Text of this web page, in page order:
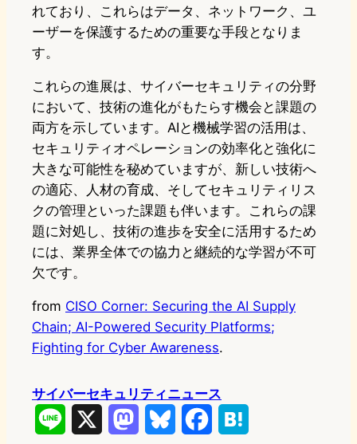
れており、これらはデータ、ネットワーク、ユ
ーザーを保護するための重要な手段となりま
す。
これらの進展は、サイバーセキュリティの分野
において、技術の進化がもたらす機会と課題の
両方を示しています。AIと機械学習の活用は、
セキュリティオペレーションの効率化と強化に
大きな可能性を秘めていますが、新しい技術へ
の適応、人材の育成、そしてセキュリティリス
クの管理といった課題も伴います。これらの課
題に対処し、技術の進歩を安全に活用するため
には、業界全体での協力と継続的な学習が不可
欠です。
from CISO Corner: Securing the AI Supply
Chain; AI-Powered Security Platforms;
Fighting for Cyber Awareness.
サイバーセキュリティニュース